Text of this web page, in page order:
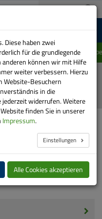
MENU
zwischen Schwarzenberg und
im ÖPNV
Diese haben zwei
für die grundlegende
können wir mit Hilfe
weiter verbessern. Hierzu
Website-Besuchern
in die
jederzeit widerrufen. Weitere
finden Sie in unserer
Impressum.
Einstellungen
Alle Cookies akzeptieren